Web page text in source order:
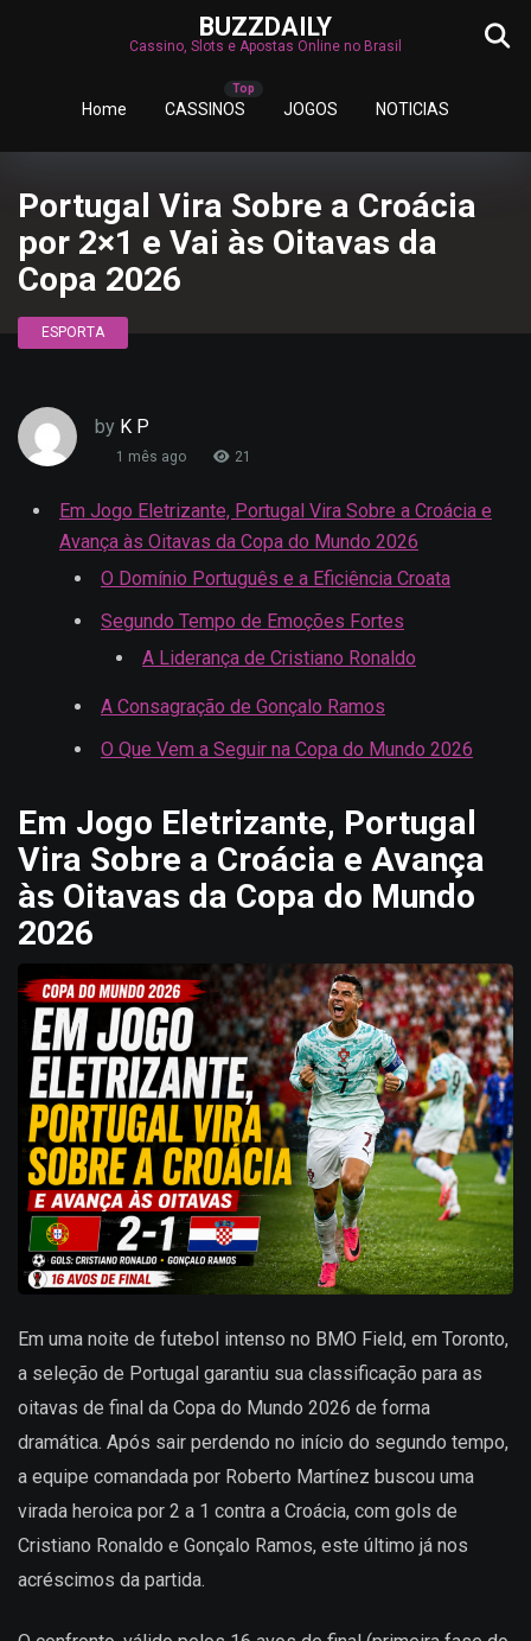
BUZZDAILY
Cassino, Slots e Apostas Online no Brasil
Home CASSINOS JOGOS NOTICIAS
Portugal Vira Sobre a Croácia
por 2×1 e Vai às Oitavas da
Copa 2026
ESPORTA
by K P
1 mês ago 21
Em Jogo Eletrizante, Portugal Vira Sobre a Croácia e
Avança às Oitavas da Copa do Mundo 2026
O Domínio Português e a Eficiência Croata
Segundo Tempo de Emoções Fortes
A Liderança de Cristiano Ronaldo
A Consagração de Gonçalo Ramos
O Que Vem a Seguir na Copa do Mundo 2026
Em Jogo Eletrizante, Portugal
Vira Sobre a Croácia e Avança
às Oitavas da Copa do Mundo
2026
Em uma noite de futebol intenso no BMO Field, em Toronto,
a seleção de Portugal garantiu sua classificação para as
oitavas de final da Copa do Mundo 2026 de forma
dramática. Após sair perdendo no início do segundo tempo,
a equipe comandada por Roberto Martínez buscou uma
virada heroica por 2 a 1 contra a Croácia, com gols de
Cristiano Ronaldo e Gonçalo Ramos, este último já nos
acréscimos da partida.